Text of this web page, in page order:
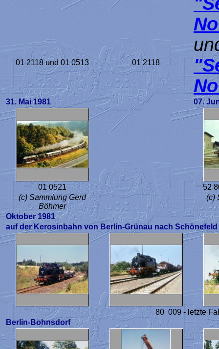
01 2118 und 01 0513 01 2118
31. Mai 1981 07.
01 0521
52
(c) Sammlung Gerd
Böhmer
(c)
Oktober 1981
auf der Kerosinbahn von Berlin-Grünau nach Schönefeld
80 009 - letzte
Berlin-Bohnsdorf